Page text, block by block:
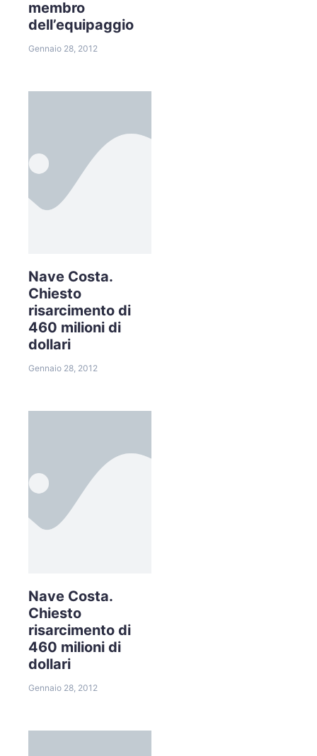
membro
dell’equipaggio
Gennaio 28, 2012
Nave Costa.
Chiesto
risarcimento di
460 milioni di
dollari
Gennaio 28, 2012
Nave Costa.
Chiesto
risarcimento di
460 milioni di
dollari
Gennaio 28, 2012